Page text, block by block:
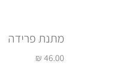
מתנת פרידה